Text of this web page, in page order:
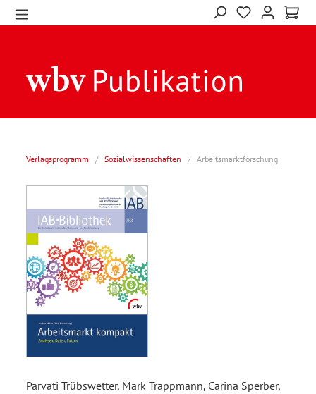
Verlagsprogramm / Sozialwissenschaften / Arbeitsmarktforschung
Parvati Trübswetter, Mark Trappmann, Carina Sperber,